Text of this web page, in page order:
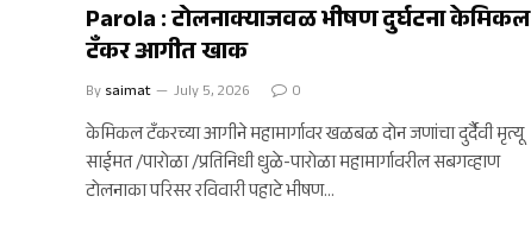
Parola : टोलनाक्याजवळ भीषण दुर्घटना केमिकल
टँकर आगीत खाक
By saimat July 5, 2026 0
केमिकल टँकरच्या आगीने महामार्गावर खळबळ दोन जणांचा दुर्दैवी मृत्यू
साईमत /पारोळा /प्रतिनिधी धुळे-पारोळा महामार्गावरील सबगव्हाण
टोलनाका परिसर रविवारी पहाटे भीषण…